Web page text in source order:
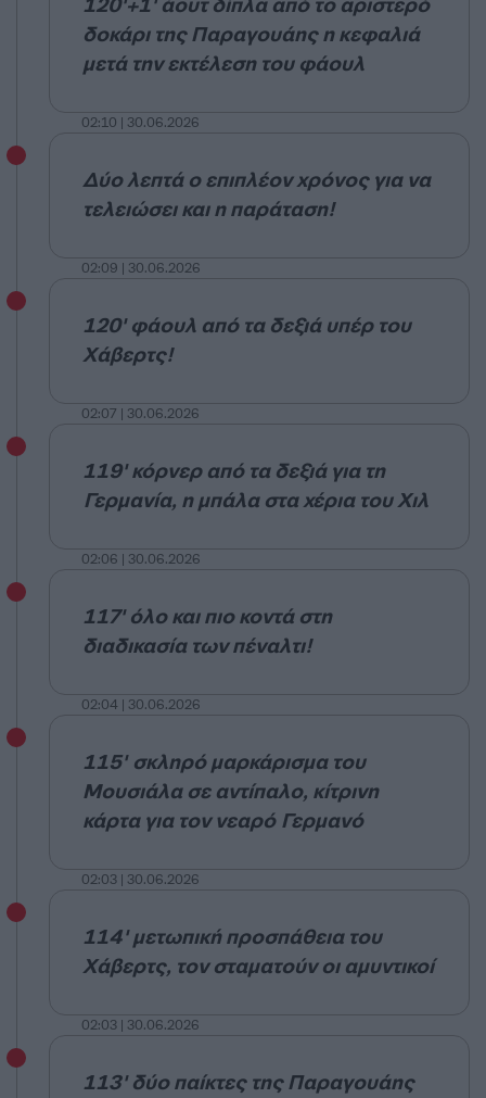
120'+1' άουτ δίπλα από το αριστερό
δοκάρι της Παραγουάης η κεφαλιά
μετά την εκτέλεση του φάουλ
02:10 | 30.06.2026
Δύο λεπτά ο επιπλέον χρόνος για να
τελειώσει και η παράταση!
02:09 | 30.06.2026
120' φάουλ από τα δεξιά υπέρ του
Χάβερτς!
02:07 | 30.06.2026
119' κόρνερ από τα δεξιά για τη
Γερμανία, η μπάλα στα χέρια του Χιλ
02:06 | 30.06.2026
117' όλο και πιο κοντά στη
διαδικασία των πέναλτι!
02:04 | 30.06.2026
115' σκληρό μαρκάρισμα του
Μουσιάλα σε αντίπαλο, κίτρινη
κάρτα για τον νεαρό Γερμανό
02:03 | 30.06.2026
114' μετωπική προσπάθεια του
Χάβερτς, τον σταματούν οι αμυντικοί
02:03 | 30.06.2026
113' δύο παίκτες της Παραγουάης